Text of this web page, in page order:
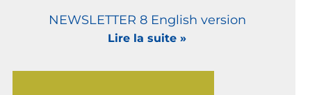
NEWSLETTER 8 English version
Lire la suite »